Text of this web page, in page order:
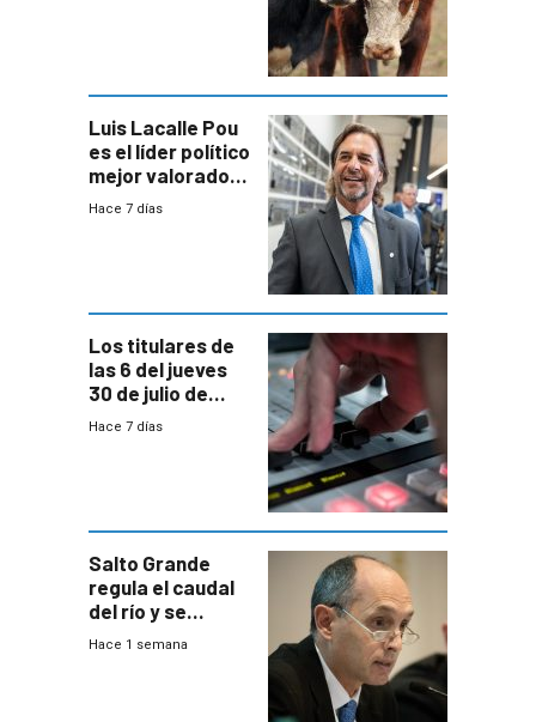
Luis Lacalle Pou
es el líder político
mejor valorado
del país, según
Hace 7 días
Los titulares de
las 6 del jueves
30 de julio de
2026
Hace 7 días
Salto Grande
regula el caudal
del río y se
prepara para un
Hace 1 semana